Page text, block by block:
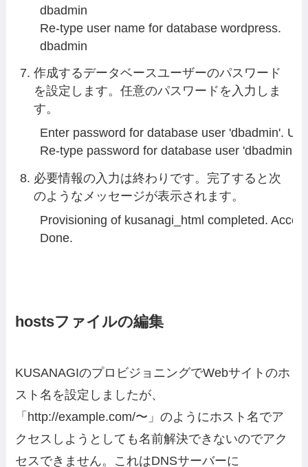
dbadmin
Re-type user name for database wordpress.
dbadmin
作成するデータベースユーザーのパスワード
を設定します。任意のパスワードを入力しま
す。
Enter password for database user 'dbadmin'.
Re-type password for database user 'dbadmin'.
必要情報の入力は終わりです。完了すると次
のようなメッセージが表示されます。
Provisioning of kusanagi_html completed.
Done.
hostsファイルの編集
KUSANAGIのプロビジョニングでWebサイトのホ
スト名を設定しましたが、
「http://example.com/〜」のようにホスト名でア
クセスしようとしても名前解決できないのでアク
セスできません。これはDNSサーバーに